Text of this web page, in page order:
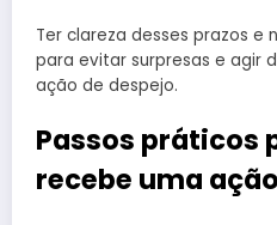
Ter clareza desses prazos
para evitar surpresas e agir
ação de despejo.
Passos práticos
recebe uma